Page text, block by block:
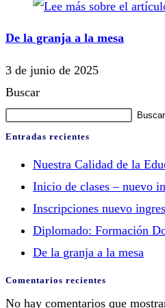
De la granja a la mesa
3 de junio de 2025
Buscar
Buscar
Entradas recientes
Nuestra Calidad de la
Inicio de clases – nuevo
Inscripciones nuevo
Diplomado: Formación
De la granja a la mesa
Comentarios recientes
No hay comentarios que